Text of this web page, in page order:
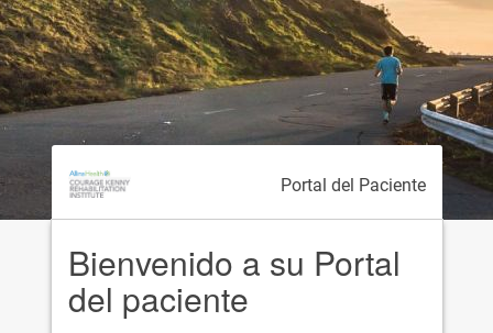
Portal del Paciente
Bienvenido a su Portal
del paciente